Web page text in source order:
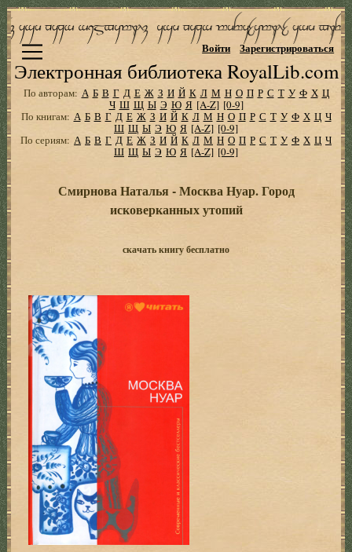
Электронная библиотека RoyalLib.com
Войти Зарегистрироваться
По авторам: А Б В Г Д Е Ж З И Й К Л М Н О П Р С Т У Ф Х Ц
Ч Ш Щ Ы Э Ю Я [A-Z] [0-9]
По книгам: А Б В Г Д Е Ж З И Й К Л М Н О П Р С Т У Ф Х Ц Ч
Ш Щ Ы Э Ю Я [A-Z] [0-9]
По сериям: А Б В Г Д Е Ж З И Й К Л М Н О П Р С Т У Ф Х Ц Ч
Ш Щ Ы Э Ю Я [A-Z] [0-9]
Смирнова Наталья - Москва Нуар. Город
исковерканных утопий
скачать книгу бесплатно